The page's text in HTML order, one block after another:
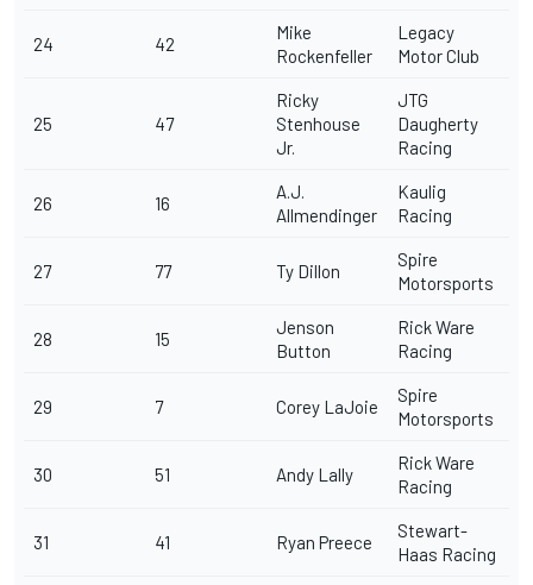
24 42
Mike
Rockenfeller
Legacy
Motor Club
25 47
Ricky
Stenhouse
Jr.
JTG
Daugherty
Racing
26 16
A.J.
Allmendinger
Kaulig
Racing
27 77 Ty Dillon
Spire
Motorsports
28 15
Jenson
Button
Rick Ware
Racing
29 7 Corey LaJoie
Spire
Motorsports
30 51 Andy Lally
Rick Ware
Racing
31 41 Ryan Preece
Stewart-
Haas Racing